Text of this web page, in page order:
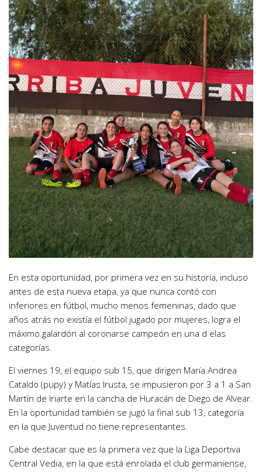
En esta oportunidad, por primera vez en su historia, incluso
antes de esta nueva etapa, ya que nunca contó con
inferiores en fútbol, mucho menos femeninas, dado que
años atrás no existía el fútbol jugado por mujeres, logra el
máximo galardón al coronarse campeón en una d elas
categorías.
El viernes 19, el equipo sub 15, que dirigen María Andrea
Cataldo (pupy) y Matías Irusta, se impusieron por 3 a 1 a San
Martín de Iriarte en la cancha de Huracán de Diego de Alvear.
En la oportunidad también se jugó la final sub 13, categoría
en la que Juventud no tiene representantes.
Cabe destacar que es la primera vez que la Liga Deportiva
Central Vedia, en la que está enrolada el club germaniense,